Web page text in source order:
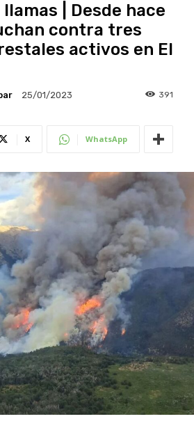
llamas | Desde hace
contra tres
activos en El
25/01/2023 391
X WhatsApp